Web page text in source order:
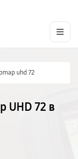
uhd 72
UHD 72 в